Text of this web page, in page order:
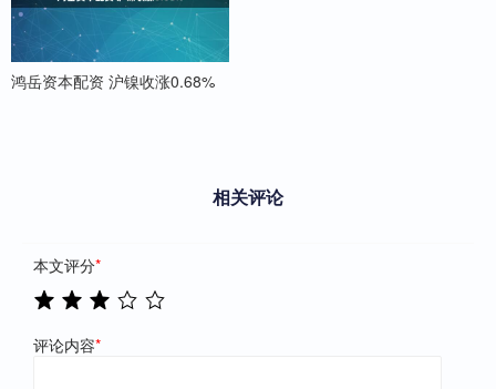
鸿岳资本配资 沪镍收涨0.68%
相关评论
本文评分*
评论内容*